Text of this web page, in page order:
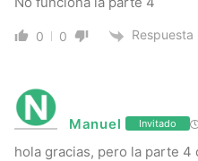
0 0 Respuesta
Manuel Invitado
hola gracias, pero la parte